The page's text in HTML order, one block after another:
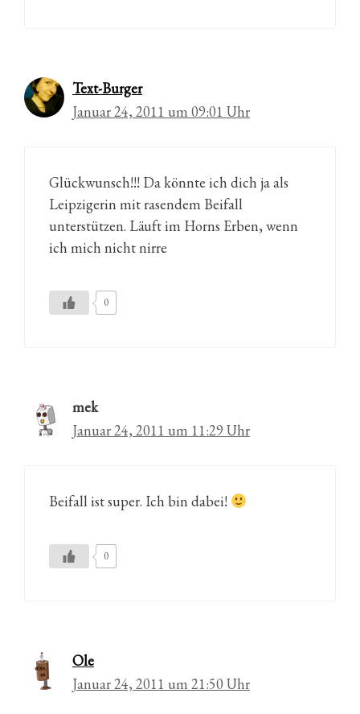
Text-Burger
Januar 24, 2011 um 09:01 Uhr
Glückwunsch!!! Da könnte ich dich ja als
Leipzigerin mit rasendem Beifall
unterstützen. Läuft im Horns Erben, wenn
ich mich nicht nirre
0
mek
Januar 24, 2011 um 11:29 Uhr
Beifall ist super. Ich bin dabei!
0
Ole
Januar 24, 2011 um 21:50 Uhr